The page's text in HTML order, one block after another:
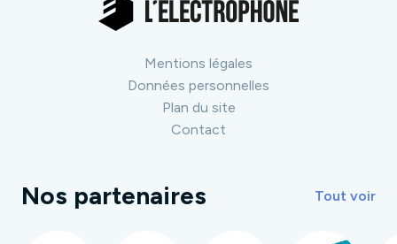
Mentions légales
Données personnelles
Plan du site
Contact
Nos partenaires Tout voir